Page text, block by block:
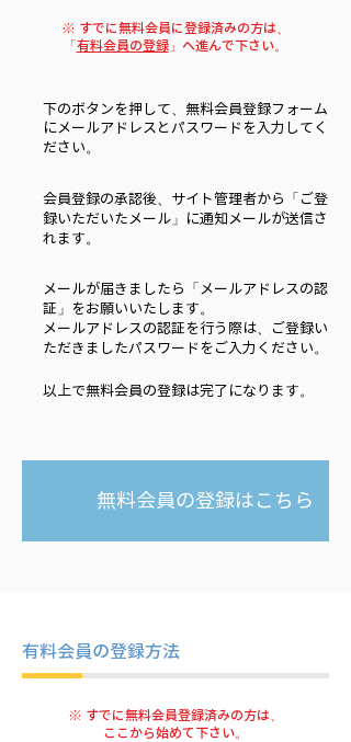
※ すでに無料会員に登録済みの方は、
「有料会員の登録」へ進んで下さい。
下のボタンを押して、無料会員登録フォーム
にメールアドレスとパスワードを入力してく
ださい。
会員登録の承認後、サイト管理者から「ご登
録いただいたメール」に通知メールが送信さ
れます。
メールが届きましたら「メールアドレスの認
証」をお願いいたします。
​メールアドレスの認証を行う際は、ご登録い
ただきましたパスワードをご入力ください。
以上で無料会員の登録は完了になります。
無料会員の登録はこちら
有料会員の登録方法
※ すでに無料会員登録済みの方は、
ここから始めて下さい。